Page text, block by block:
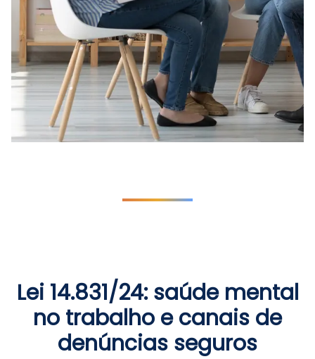
Lei 14.831/24: saúde mental
no trabalho e canais de
denúncias seguros